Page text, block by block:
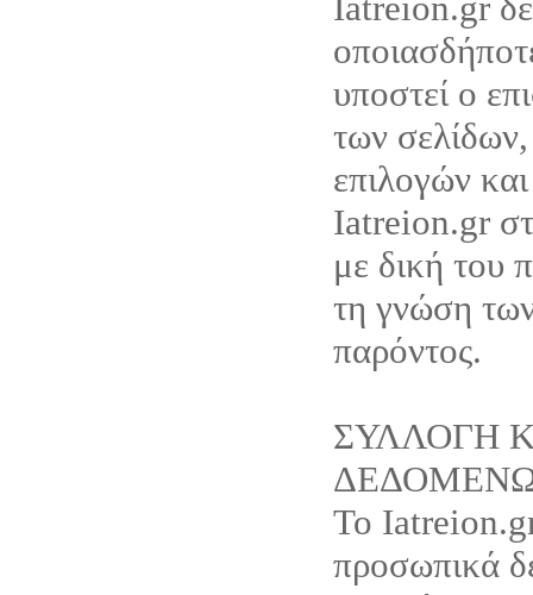
υποστεί ο
των
επιλογών
Iatreion.gr
με δική του
τη γνώση
παρόντος.
ΣΥΛΛΟΓΗ
Το
προσωπικά